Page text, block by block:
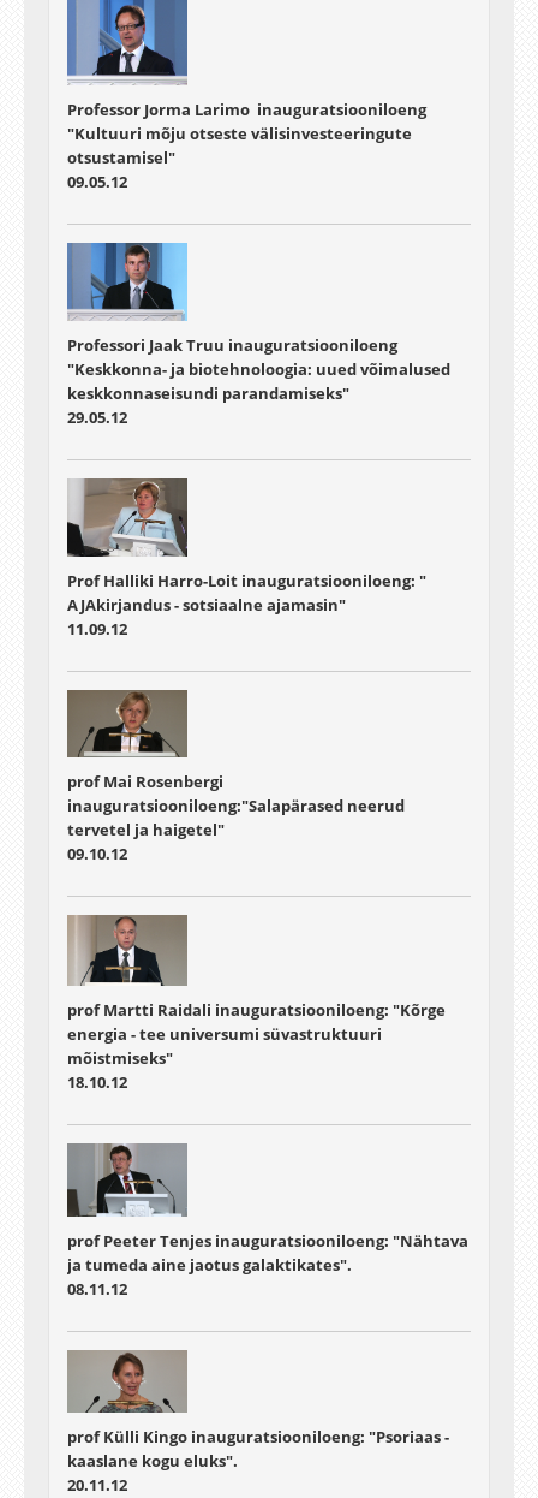
Professor Jorma Larimo inauguratsiooniloeng
"Kultuuri mõju otseste välisinvesteeringute
otsustamisel"
09.05.12
Professori Jaak Truu inauguratsiooniloeng
"Keskkonna- ja biotehnoloogia: uued võimalused
keskkonnaseisundi parandamiseks"
29.05.12
Prof Halliki Harro-Loit inauguratsiooniloeng: "
AJAkirjandus - sotsiaalne ajamasin"
11.09.12
prof Mai Rosenbergi
inauguratsiooniloeng:"Salapärased neerud
tervetel ja haigetel"
09.10.12
prof Martti Raidali inauguratsiooniloeng: "Kõrge
energia - tee universumi süvastruktuuri
mõistmiseks"
18.10.12
prof Peeter Tenjes inauguratsiooniloeng: "Nähtava
ja tumeda aine jaotus galaktikates".
08.11.12
prof Külli Kingo inauguratsiooniloeng: "Psoriaas -
kaaslane kogu eluks".
20.11.12